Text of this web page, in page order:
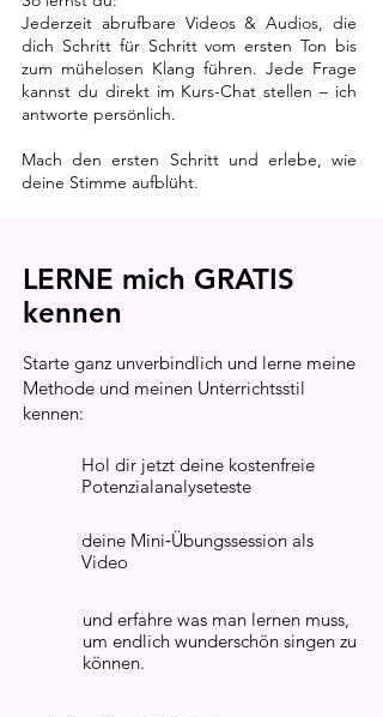
Jederzeit abrufbare Videos & Audios, die
dich Schritt für Schritt vom ersten Ton bis
zum mühelosen Klang führen. Jede Frage
kannst du direkt im Kurs-Chat stellen – ich
antworte persönlich.
Mach den ersten Schritt und erlebe, wie
deine Stimme aufblüht.
LERNE mich GRATIS
kennen
Starte ganz unverbindlich und lerne meine
Methode und meinen Unterrichtsstil
kennen:
Hol dir jetzt deine kostenfreie
Potenzialanalyseteste
deine Mini‐Übungs­session als
Video
und erfahre was man lernen muss,
um endlich wunderschön singen zu
können.